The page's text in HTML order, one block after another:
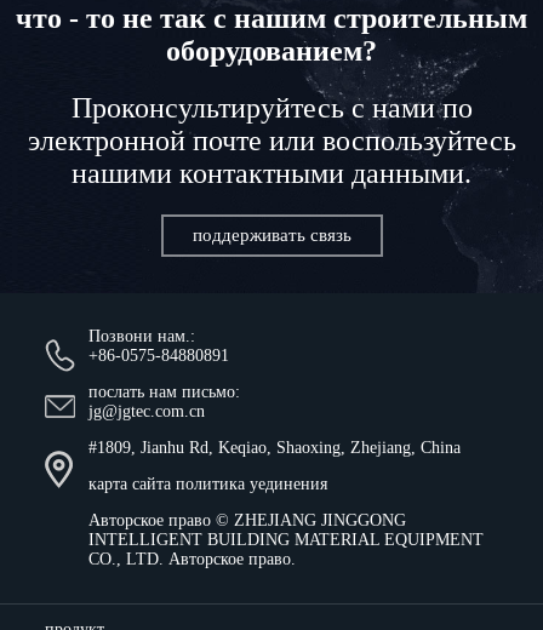
что - то не так с нашим строительным
оборудованием?
Проконсультируйтесь с нами по
электронной почте или воспользуйтесь
нашими контактными данными.
поддерживать связь
Позвони нам.:
+86-0575-84880891
послать нам письмо:
jg@jgtec.com.cn
#1809, Jianhu Rd, Keqiao, Shaoxing, Zhejiang, China
карта сайта политика уединения
Авторское право © ZHEJIANG JINGGONG
INTELLIGENT BUILDING MATERIAL EQUIPMENT
CO., LTD. Авторское право.